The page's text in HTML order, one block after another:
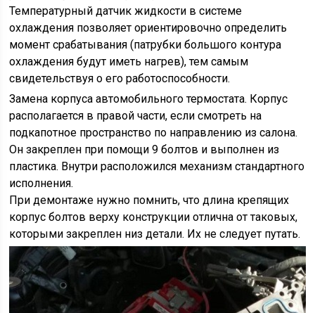
Температурный датчик жидкости в системе
охлаждения позволяет ориентировочно определить
момент срабатывания (патрубки большого контура
охлаждения будут иметь нагрев), тем самым
свидетельствуя о его работоспособности.
Замена корпуса автомобильного термостата. Корпус
располагается в правой части, если смотреть на
подкапотное пространство по направлению из салона.
Он закреплен при помощи 9 болтов и выполнен из
пластика. Внутри расположился механизм стандартного
исполнения.
При демонтаже нужно помнить, что длина крепящих
корпус болтов верху конструкции отлична от таковых,
которыми закреплен низ детали. Их не следует путать.